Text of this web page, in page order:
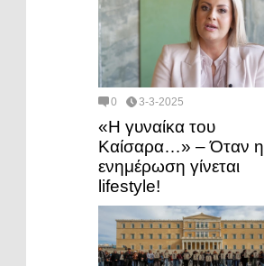
0 3-3-2025
«Η γυναίκα του
Καίσαρα…» – Όταν η
ενημέρωση γίνεται
lifestyle!